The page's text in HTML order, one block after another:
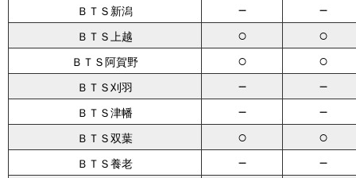
ＢＴＳ新潟 － －
ＢＴＳ上越 ○ ○
ＢＴＳ阿賀野 ○ ○
ＢＴＳ刈羽 － －
ＢＴＳ津幡 － －
ＢＴＳ双葉 ○ ○
ＢＴＳ養老 － －